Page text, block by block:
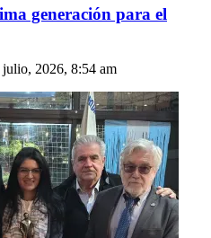
generación para el
julio, 2026, 8:54 am